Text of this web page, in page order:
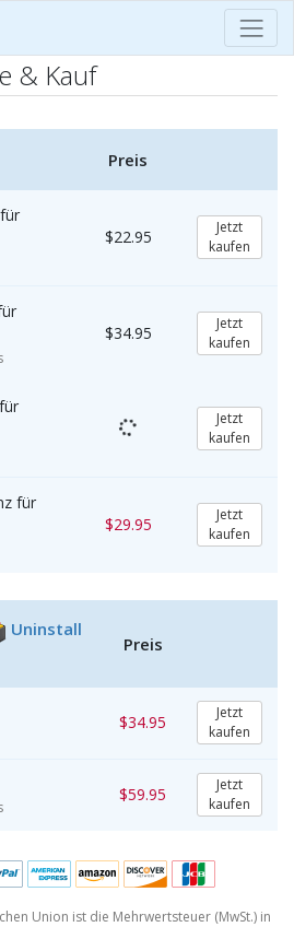
& Kauf
Preis
$22.95
Jetzt
kaufen
$34.95
Jetzt
kaufen
Jetzt
kaufen
für
$29.95
Jetzt
kaufen
Uninstall
Preis
$34.95
Jetzt
kaufen
$59.95
Jetzt
kaufen
Union ist die Mehrwertsteuer (MwSt.) in